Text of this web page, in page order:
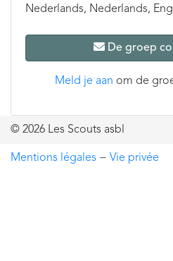
Nederlands, Nederlands,
De groep
Meld je aan om de
© 2026 Les Scouts asbl
Mentions légales − Vie privée